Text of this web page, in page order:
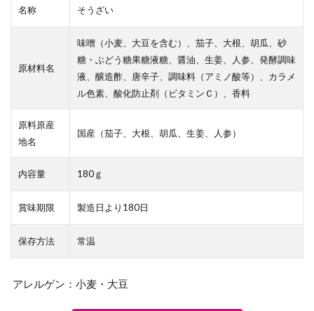
名称 そうざい
原材料名
味噌（小麦、大豆を含む）、茄子、大根、胡瓜、砂
糖・ぶどう糖果糖液糖、醤油、生姜、人参、発酵調味
液、醸造酢、唐辛子、調味料（アミノ酸等）、カラメ
ル色素、酸化防止剤（ビタミンＣ）、香料
原料原産
地名
国産（茄子、大根、胡瓜、生姜、人参）
内容量 180ｇ
賞味期限 製造日より180日
保存方法 常温
アレルゲン：小麦・大豆